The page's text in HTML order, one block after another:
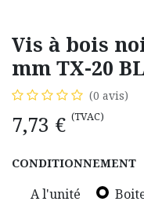
Vis à bois
mm TX-20
(0 avis)
7,73 € (TVAC)
CONDITIONNEMENT
A l'unité